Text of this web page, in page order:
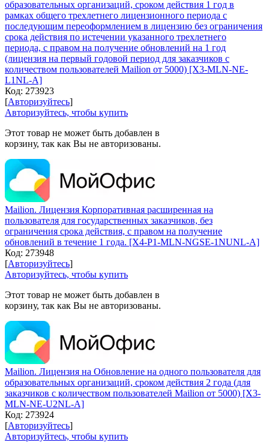
образовательных организаций, сроком действия 1 год в
рамках общего трехлетнего лицензионного периода с
последующим переоформлением в лицензию без ограничения
срока действия по истечении указанного трехлетнего
периода, с правом на получение обновлений на 1 год
(лицензия на первый годовой период для заказчиков с
количеством пользователей Mailion от 5000) [X3-MLN-NЕ-
L1NL-A]
Код: 273923
[Авторизуйтесь]
Авторизуйтесь, чтобы купить
Этот товар не может быть добавлен в
корзину, так как Вы не авторизованы.
Mailion. Лицензия Корпоративная расширенная на
пользователя для государственных заказчиков, без
ограничения срока действия, с правом на получение
обновлений в течение 1 года. [X4-P1-MLN-NGSE-1NUNL-A]
Код: 273948
[Авторизуйтесь]
Авторизуйтесь, чтобы купить
Этот товар не может быть добавлен в
корзину, так как Вы не авторизованы.
Mailion. Лицензия на Обновление на одного пользователя для
образовательных организаций, сроком действия 2 года (для
заказчиков с количеством пользователей Mailion от 5000) [X3-
MLN-NE-U2NL-A]
Код: 273924
[Авторизуйтесь]
Авторизуйтесь, чтобы купить